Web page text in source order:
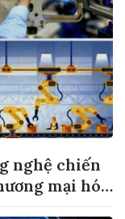
nghệ chiến
mại hóa